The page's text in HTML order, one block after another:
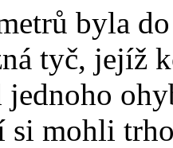
byla
tyč, jejíž
si mohli